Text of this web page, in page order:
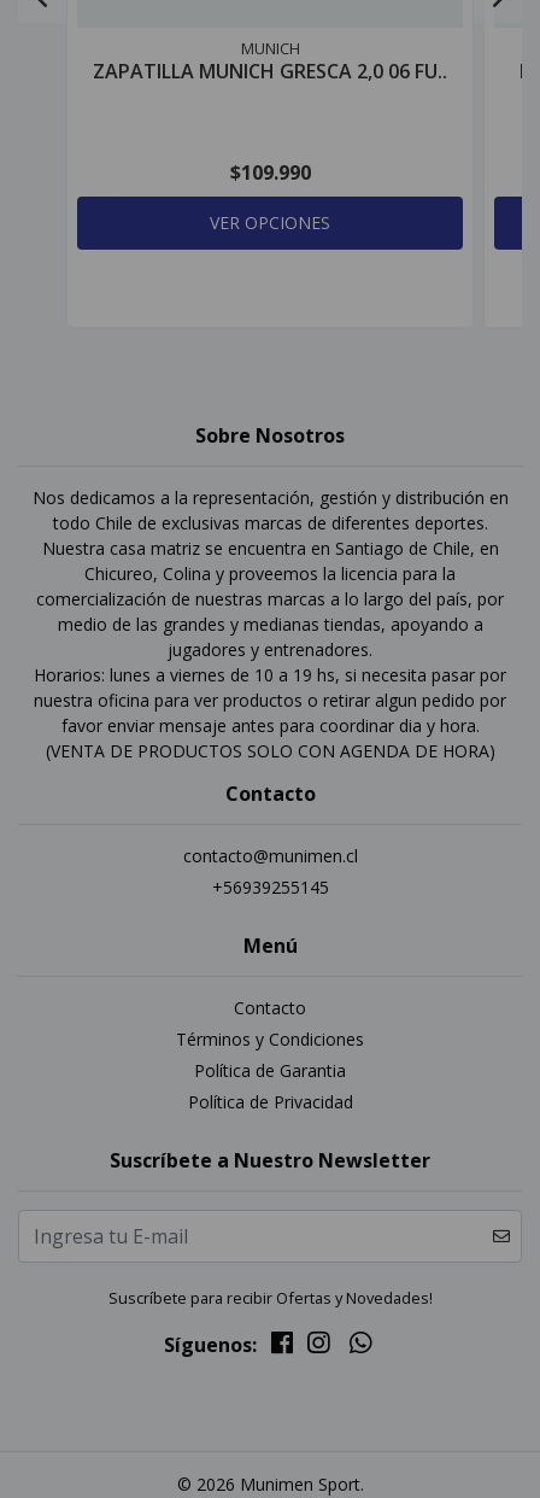
MUNICH
ZAPATILLA MUNICH GRESCA 2,0 06 FU..
$109.990
VER OPCIONES
Sobre Nosotros
Nos dedicamos a la representación, gestión y distribución en
todo Chile de exclusivas marcas de diferentes deportes.
Nuestra casa matriz se encuentra en Santiago de Chile, en
Chicureo, Colina y proveemos la licencia para la
comercialización de nuestras marcas a lo largo del país, por
medio de las grandes y medianas tiendas, apoyando a
jugadores y entrenadores.
Horarios: lunes a viernes de 10 a 19 hs, si necesita pasar por
nuestra oficina para ver productos o retirar algun pedido por
favor enviar mensaje antes para coordinar dia y hora.
(VENTA DE PRODUCTOS SOLO CON AGENDA DE HORA)
Contacto
contacto@munimen.cl
+56939255145
Menú
Contacto
Términos y Condiciones
Política de Garantia
Política de Privacidad
Suscríbete a Nuestro Newsletter
Suscríbete para recibir Ofertas y Novedades!
Síguenos:
© 2026 Munimen Sport.